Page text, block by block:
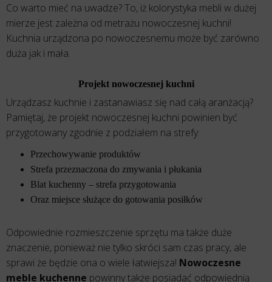
Co warto mieć na uwadze? To, iż kolorystyka mebli w dużej
mierze jest zależna od metrażu nowoczesnej kuchni!
Kuchnia urządzona po nowoczesnemu może być zarówno
duża jak i mała.
Projekt nowoczesnej kuchni
Urządzasz kuchnie i zastanawiasz się nad całą aranżacją?
Pamiętaj, że projekt nowoczesnej kuchni powinien być
przygotowany zgodnie z podziałem na strefy:
Przechowywanie produktów
Strefa przeznaczona do zmywania i płukania
Blat kuchenny – strefa przygotowania
Oraz miejsce służące do gotowania posiłków
Odpowiednie rozmieszczenie sprzętu ma także duże
znaczenie, ponieważ nie tylko skróci sam czas pracy, ale
sprawi że będzie ona o wiele łatwiejsza! Nowoczesne
meble kuchenne powinny także posiadać odpowiednią